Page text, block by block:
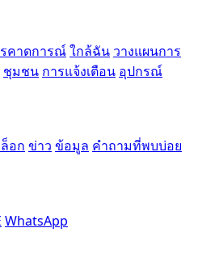
คาดการณ์ใกล้ฉัน วางแผนการ
ชุมชน การแจ้งเตือน อุปกรณ์
อก ข่าว ข้อมูล คำถามที่พบบ่อย
WhatsApp